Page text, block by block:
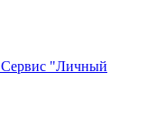
Сервис "Личный